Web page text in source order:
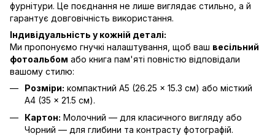
фурнітури. Це поєднання не лише виглядає стильно, а й
гарантує довговічність використання.
Індивідуальність у кожній деталі:
Ми пропонуємо гнучкі налаштування, щоб ваш весільний
фотоальбом або книга пам'яті повністю відповідали
вашому стилю:
Розміри: компактний А5 (26.25 × 15.3 см) або місткий
А4 (35 × 21.5 см).
Картон: Молочний — для класичного вигляду або
Чорний — для глибини та контрасту фотографій.